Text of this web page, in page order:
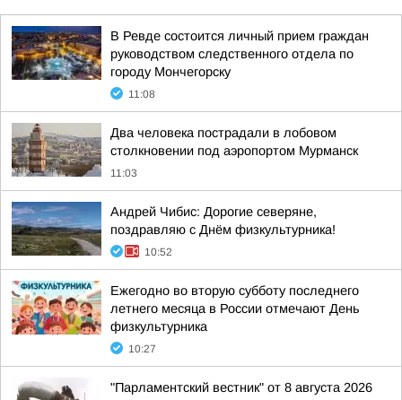
В Ревде состоится личный прием граждан
руководством следственного отдела по
городу Мончегорску
11:08
Два человека пострадали в лобовом
столкновении под аэропортом Мурманск
11:03
Андрей Чибис: Дорогие северяне,
поздравляю с Днём физкультурника!
10:52
Ежегодно во вторую субботу последнего
летнего месяца в России отмечают День
физкультурника
10:27
"Парламентский вестник" от 8 августа 2026